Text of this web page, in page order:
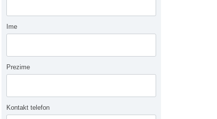
Ime
Prezime
Kontakt telefon